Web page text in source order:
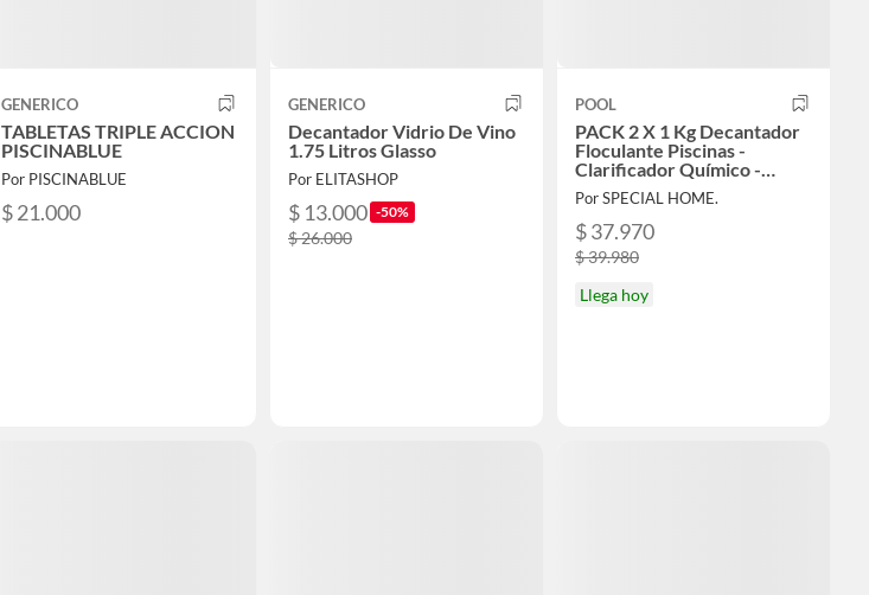
GENERICO
TABLETAS TRIPLE ACCION
PISCINABLUE
Por PISCINABLUE
$ 21.000
GENERICO
Decantador Vidrio De Vino
1.75 Litros Glasso
Por ELITASHOP
$ 13.000 -50%
$ 26.000
POOL
PACK 2 X 1 Kg Decantador
Floculante Piscinas -
Clarificador Químico -
Máxima Acción Anti-
Turbidez
Por SPECIAL HOME.
$ 37.970
$ 39.980
Llega hoy